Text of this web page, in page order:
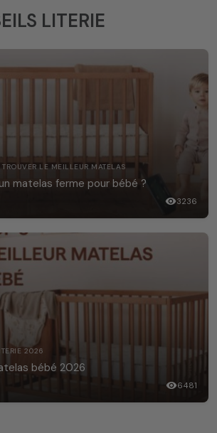
LITERIE
LE MEILLEUR MATELAS
matelas ferme pour bébé ?
visibility3236
2026
bébé 2026
visibility6481